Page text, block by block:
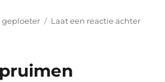
geploeter Laat een reactie achterop